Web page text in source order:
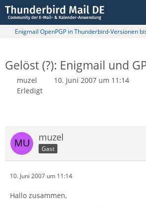
Enigmail OpenPGP in Thunderbird-Versionen
Gelöst (?): Enigmail und
muzel 10. Juni 2007 um 11:14
Erledigt
muzel
Gast
10. Juni 2007 um 11:14
Hallo zusammen,